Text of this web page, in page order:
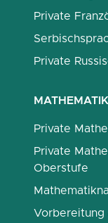
Private
Private
MATHEMATIK
Private
Private
Oberstufe
Vorbereitung